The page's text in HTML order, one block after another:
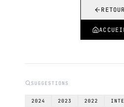
RETOUR
SUGGESTIONS
2024 2023 2022